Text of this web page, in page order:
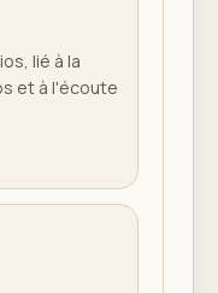
lié à la
et à l'écoute